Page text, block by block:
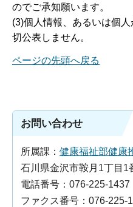
のでご承知願います。
(3)個人情報、あるいは個
切公表しません。
ページの先頭へ戻る
お問い合わせ
所属課： 健康福祉部健康
石川県金沢市鞍月1丁目1
電話番号：076-225-1437
ファクス番号：076-225-